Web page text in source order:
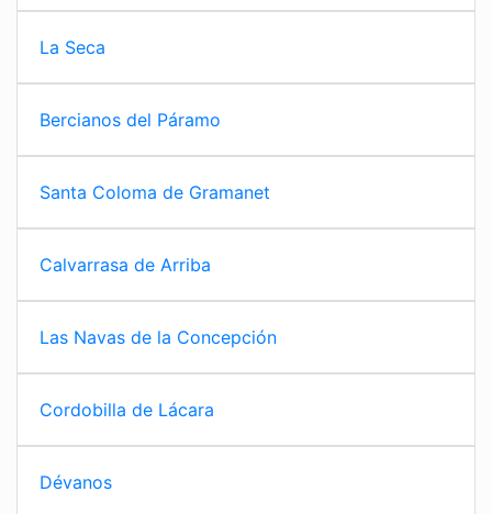
La Seca
Bercianos del Páramo
Santa Coloma de Gramanet
Calvarrasa de Arriba
Las Navas de la Concepción
Cordobilla de Lácara
Dévanos